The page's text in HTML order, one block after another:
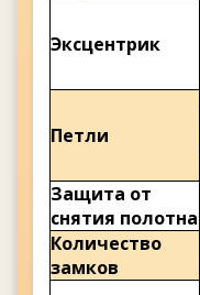
Эксцентрик
Петли
Защита от
снятия полотна
Количество
замков